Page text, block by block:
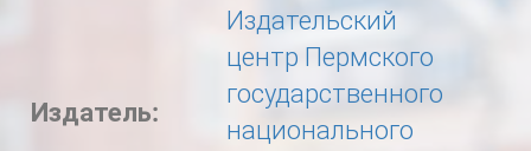
Издатель:
Издательский
центр Пермского
государственного
национального